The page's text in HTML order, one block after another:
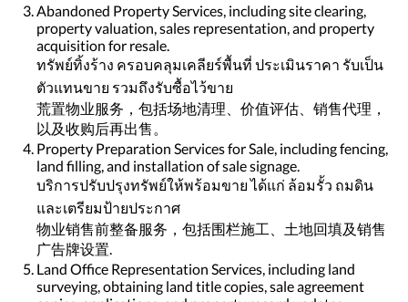
Abandoned Property Services, including site clearing,
property valuation, sales representation, and property
acquisition for resale.
ทรัพย์ทิ้งร้าง ครอบคลุมเคลียร์พื้นที่ ประเมินราคา รับเป็น
ตัวแทนขาย รวมถึงรับซื้อไว้ขาย
荒置物业服务，包括场地清理、价值评估、销售代理，
以及收购后再出售。
Property Preparation Services for Sale, including fencing,
land filling, and installation of sale signage.
บริการปรับปรุงทรัพย์ให้พร้อมขาย ได้แก่ ล้อมรั้ว ถมดิน
และเตรียมป้ายประกาศ
物业销售前整备服务，包括围栏施工、土地回填及销售
广告牌设置.
Land Office Representation Services, including land
surveying, obtaining land title copies, sale agreement